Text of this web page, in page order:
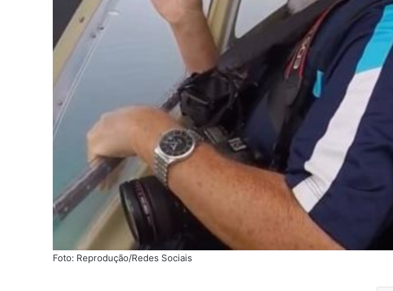
Foto: Reprodução/Redes Sociais